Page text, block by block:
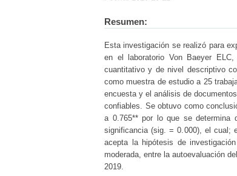
Resumen:
Esta investigación se realizó para
en el laboratorio Von Baeyer
cuantitativo y de nivel descriptivo
como muestra de estudio a 25
encuesta y el análisis de
confiables. Se obtuvo como
a 0.765** por lo que se determina
significancia (sig. = 0.000), el cual;
acepta la hipótesis de
moderada, entre la autoevaluación
2019.